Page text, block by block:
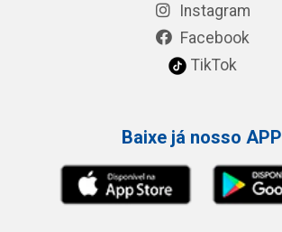
Instagram
Facebook
TikTok
Baixe já nosso APP